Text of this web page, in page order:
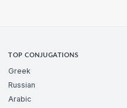
TOP CONJUGATIONS
Greek
Russian
Arabic